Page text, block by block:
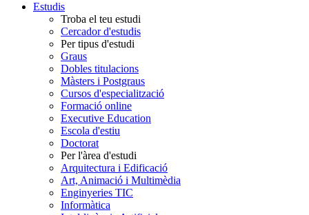
Estudis
Troba el teu estudi
Cercador d'estudis
Per tipus d'estudi
Graus
Dobles titulacions
Màsters i Postgraus
Cursos d'especialització
Formació online
Executive Education
Escola d'estiu
Doctorat
Per l'àrea d'estudi
Arquitectura i Edificació
Art, Animació i Multimèdia
Enginyeries TIC
Informàtica